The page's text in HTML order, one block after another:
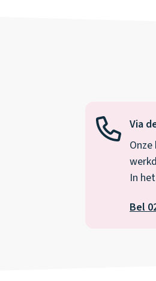
Via
In
Bel